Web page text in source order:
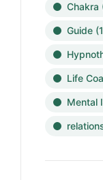
Chakra
Guide
Life
Mental